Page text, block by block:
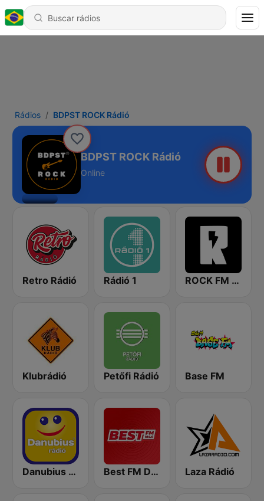
Rádios BDPST ROCK Rádió
BDPST ROCK Rádió
Online
Retro Rádió Rádió 1 ROCK FM 103.9
Klubrádió Petőfi Rádió Base FM
Danubius Rádió Best FM Debrecen Laza Rádió